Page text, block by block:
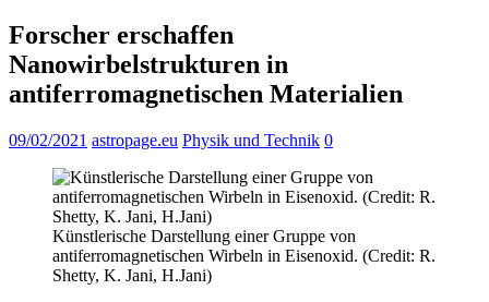
Forscher erschaffen
Nanowirbelstrukturen in
antiferromagnetischen Materialien
09/02/2021 astropage.eu Physik und Technik 0
Künstlerische Darstellung einer Gruppe von
antiferromagnetischen Wirbeln in Eisenoxid. (Credit: R.
Shetty, K. Jani, H.Jani)